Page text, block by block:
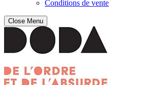
Conditions de vente
Close Menu